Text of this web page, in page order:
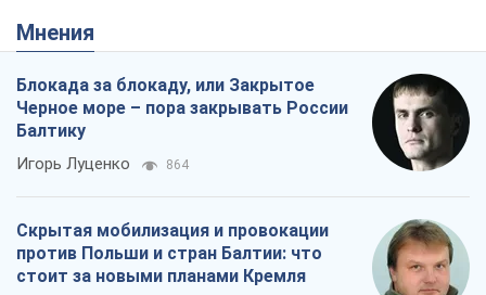
Мнения
Блокада за блокаду, или Закрытое
Черное море – пора закрывать России
Балтику
Игорь Луценко 864
Скрытая мобилизация и провокации
против Польши и стран Балтии: что
стоит за новыми планами Кремля